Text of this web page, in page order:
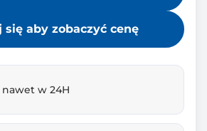
się aby zobaczyć cenę
w 24H